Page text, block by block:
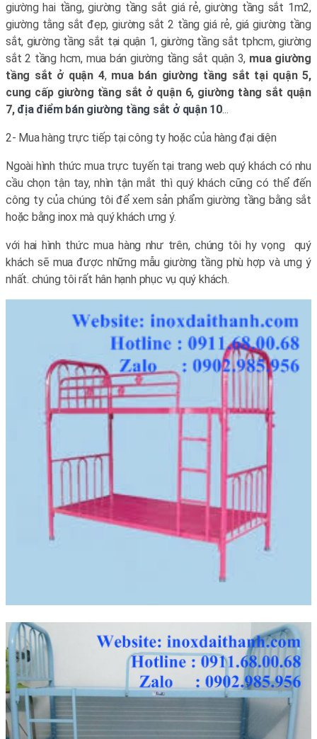
giường hai tầng, giường tầng sắt giá rẻ, giường tầng sắt 1m2,
giường tằng sắt đẹp, giường sắt 2 tầng giá rẻ, giá giường tầng
sắt, giường tầng sắt tại quận 1, giường tầng sắt tphcm, giường
sắt 2 tầng hcm, mua bán giường tầng sắt quận 3, mua giường
tầng sắt ở quận 4, mua bán giường tầng sắt tại quận 5,
cung cấp giường tầng sắt ở quận 6, giường tàng sắt quận
7, địa điểm bán giường tầng sắt ở quận 10...
2- Mua hàng trực tiếp tại công ty hoặc của hàng đại diện
Ngoài hình thức mua trực tuyến tại trang web quý khách có nhu
cầu chọn tận tay, nhìn tận mắt thì quý khách cũng có thể đến
công ty của chúng tôi để xem sản phẩm giường tầng bằng sắt
hoặc bằng inox mà quý khách ưng ý.
với hai hình thức mua hàng như trên, chúng tôi hy vọng quý
khách sẽ mua được những mẫu giường tầng phù hợp và ưng ý
nhất. chúng tôi rất hân hạnh phục vụ quý khách.